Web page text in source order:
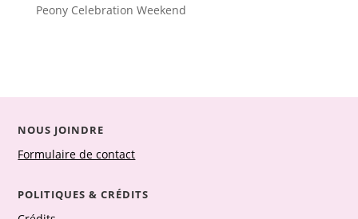
Peony Celebration Weekend
NOUS JOINDRE
Formulaire de contact
POLITIQUES & CRÉDITS